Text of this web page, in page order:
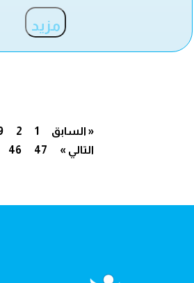
مزيد
« السابق 1
2
46
47 التالي »